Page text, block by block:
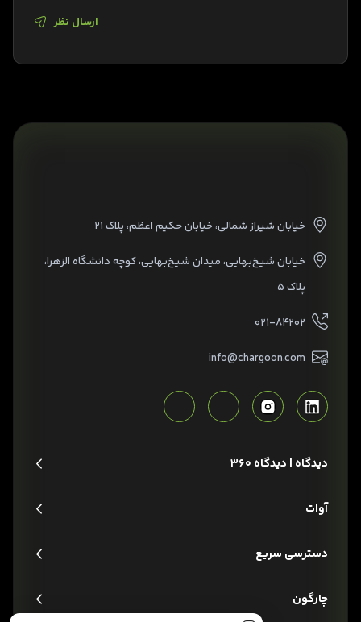
ارسال نظر
خیابان شیراز شمالی، خیابان حکیم اعظم، پلاک ۲۱
خیابان شیخ‌بهایی، میدان شیخ‌بهایی، کوچه دانشگاه الزهرا،
پلاک ۵
۰۲۱-۸۴۲۰۲
info@chargoon.com
دیدگاه | دیدگاه 360
آوات
دسترسی سریع
چارگون